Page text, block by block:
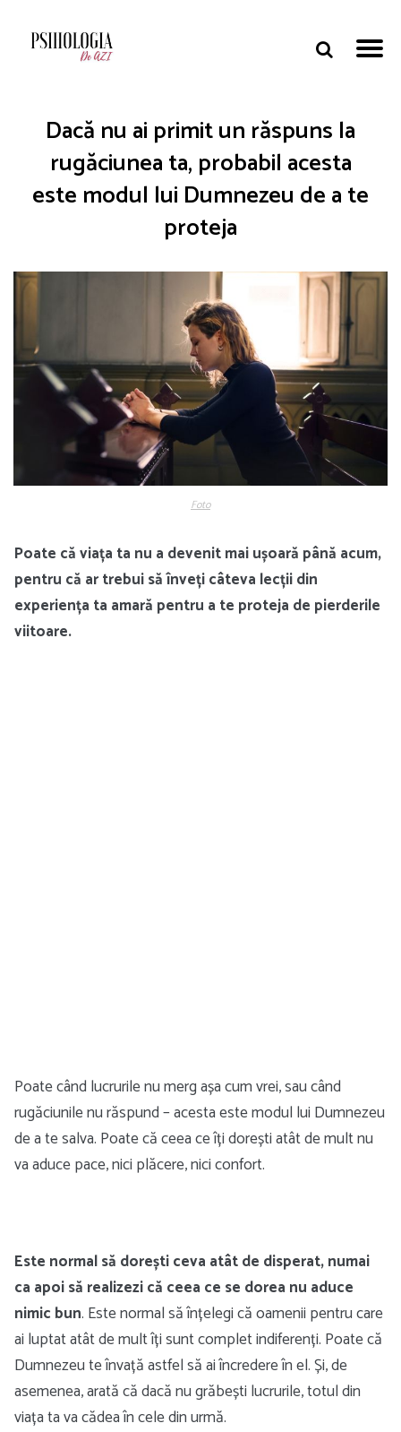
Dacă nu ai primit un răspuns la
rugăciunea ta, probabil acesta
este modul lui Dumnezeu de a te
proteja
Foto
Poate că viața ta nu a devenit mai ușoară până acum,
pentru că ar trebui să înveți câteva lecții din
experiența ta amară pentru a te proteja de pierderile
viitoare.
Poate când lucrurile nu merg așa cum vrei, sau când
rugăciunile nu răspund – acesta este modul lui Dumnezeu
de a te salva. Poate că ceea ce îți dorești atât de mult nu
va aduce pace, nici plăcere, nici confort.
Este normal să dorești ceva atât de disperat, numai
ca apoi să realizezi că ceea ce se dorea nu aduce
nimic bun. Este normal să înțelegi că oamenii pentru care
ai luptat atât de mult îți sunt complet indiferenți. Poate că
Dumnezeu te învață astfel să ai încredere în el. Și, de
asemenea, arată că dacă nu grăbești lucrurile, totul din
viața ta va cădea în cele din urmă.